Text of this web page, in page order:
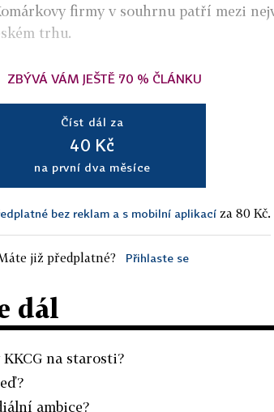
firmy v souhrnu patří mezi
trhu.
ZBÝVÁ VÁM JEŠTĚ 70 % ČLÁNKU
Číst dál za
40 Kč
na první dva měsíce
bez reklam a s mobilní aplikací za 80 Kč.
již předplatné? Přihlaste se
dál
na starosti?
ambice?